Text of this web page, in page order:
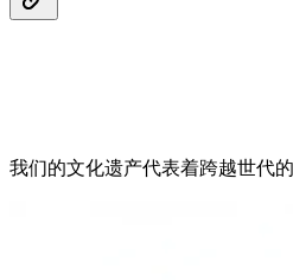
我们的文化遗产代表着跨越世代